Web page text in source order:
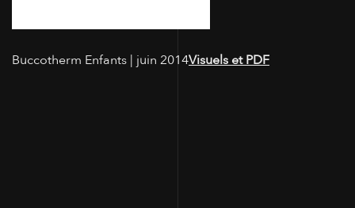
Buccotherm Enfants | juin 2014Visuels et PDF